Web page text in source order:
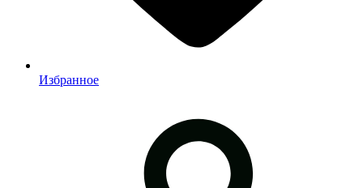
Избранное